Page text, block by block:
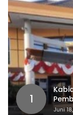
1
Juni